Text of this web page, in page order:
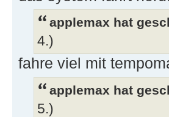
applemax hat
4.)
fahre viel mit
applemax hat
5.)